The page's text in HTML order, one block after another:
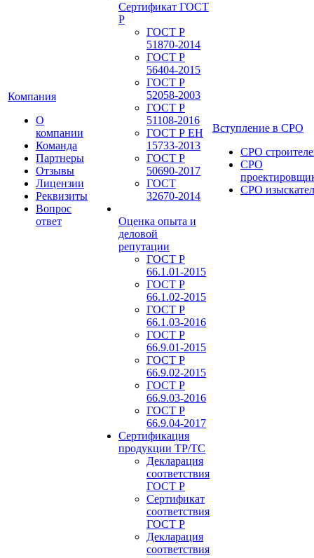
Компания
О
компании
Команда
Партнеры
Отзывы
Лицензии
Реквизиты
Вопрос
ответ
Сертификат ГОСТ
Р
ГОСТ Р
51870-2014
ГОСТ Р
56404-2015
ГОСТ Р
52058-2003
ГОСТ Р
51108-2016
ГОСТ Р ЕН
15733-2013
ГОСТ Р
50690-2017
ГОСТ
32670-2014
Оценка опыта и
деловой
репутации
ГОСТ Р
66.1.01-2015
ГОСТ Р
66.1.02-2015
ГОСТ Р
66.1.03-2016
ГОСТ Р
66.9.01-2015
ГОСТ Р
66.9.02-2015
ГОСТ Р
66.9.03-2016
ГОСТ Р
66.9.04-2017
Сертификация
продукции ТР/ТС
Декларация
соответствия
ГОСТ Р
Сертификат
соответствия
ГОСТ Р
Декларация
соответствия
Вступление в СРО
СРО
СРО
СРО